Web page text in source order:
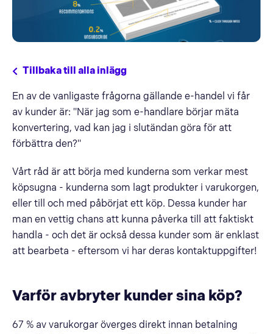
Tillbaka till alla inlägg
En av de vanligaste frågorna gällande e-handel vi får
av kunder är: "När jag som e-handlare börjar mäta
konvertering, vad kan jag i slutändan göra för att
förbättra den?"
Vårt råd är att börja med kunderna som verkar mest
köpsugna - kunderna som lagt produkter i varukorgen,
eller till och med påbörjat ett köp. Dessa kunder har
man en vettig chans att kunna påverka till att faktiskt
handla - och det är också dessa kunder som är enklast
att bearbeta - eftersom vi har deras kontaktuppgifter!
Varför avbryter kunder sina köp?
67 % av varukorgar överges direkt innan betalning